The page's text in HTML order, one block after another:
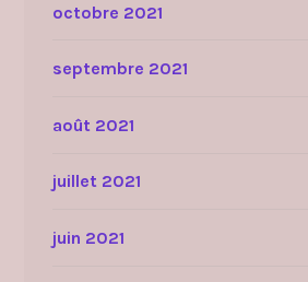
octobre 2021
septembre 2021
août 2021
juillet 2021
juin 2021